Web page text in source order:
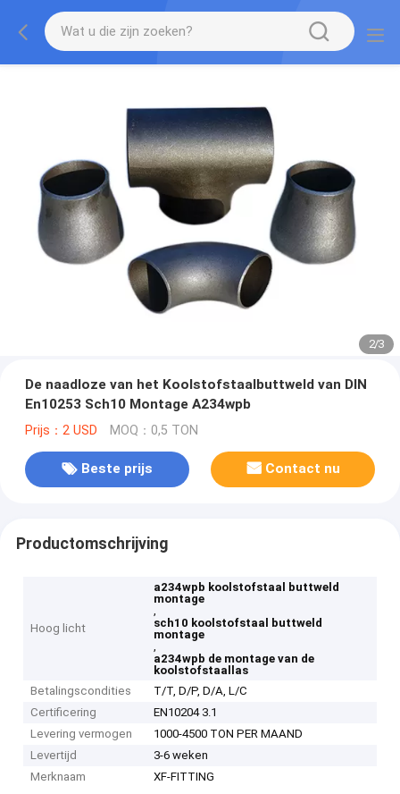
2/3
De naadloze van het Koolstofstaalbuttweld van DIN
En10253 Sch10 Montage A234wpb
Prijs：2 USD MOQ：0,5 TON
Beste prijs Contact nu
Productomschrijving
Hoog licht
a234wpb koolstofstaal buttweld
montage
,
sch10 koolstofstaal buttweld
montage
,
a234wpb de montage van de
koolstofstaallas
Betalingscondities
T/T, D/P, D/A, L/C
Certificering
EN10204 3.1
Levering vermogen
1000-4500 TON PER MAAND
Levertijd
3-6 weken
Merknaam
XF-FITTING